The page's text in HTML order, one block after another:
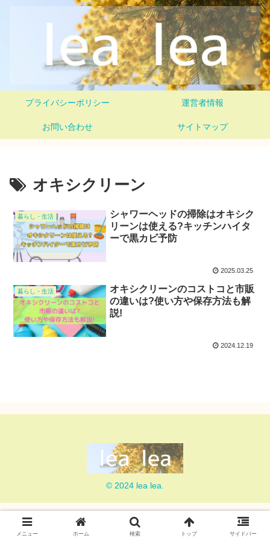
プライバシーポリシー 運営者情報
お問い合わせ サイトマップ
オキシクリーン
暮らし・生活
シャワーヘッドの掃除はオキシク
リーンは使える?キッチンハイタ
ーで黒カビ予防
2025.03.25
暮らし・生活
オキシクリーンのコストコと市販
の違いは?使い方や保存方法も解
説!
2024.12.19
© 2024 lea lea.
メニュー ホーム 検索 トップ サイドバー